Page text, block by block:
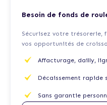
Besoin de fonds de
Sécurisez votre trésorerie,
vos opportunités de
Affacturage, dailly,
Décaissement rapide
Sans garantie